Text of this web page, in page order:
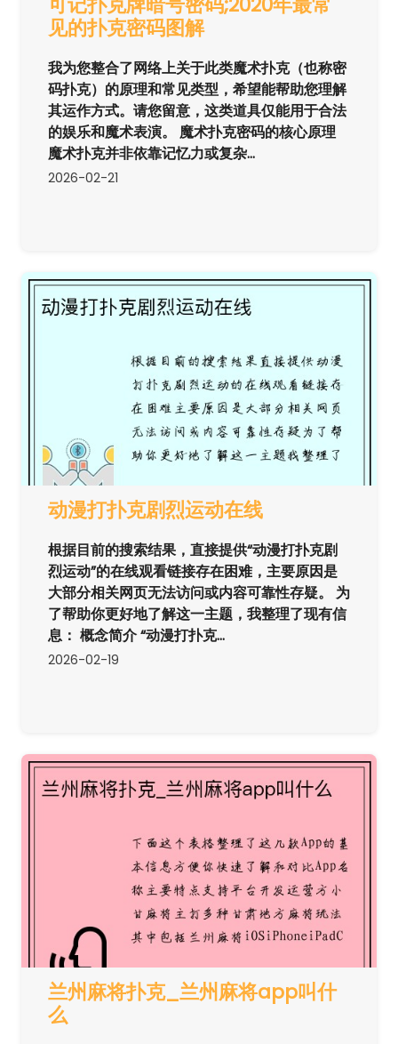
见的扑克密码图解
我为您整合了网络上关于此类魔术扑克（也称密
码扑克）的原理和常见类型，希望能帮助您理解
其运作方式。请您留意，这类道具仅能用于合法
的娱乐和魔术表演。 魔术扑克密码的核心原理
魔术扑克并非依靠记忆力或复杂...
2026-02-21
动漫打扑克剧烈运动在线
根据目前的搜索结果，直接提供“动漫打扑克剧
烈运动”的在线观看链接存在困难，主要原因是
大部分相关网页无法访问或内容可靠性存疑。 为
了帮助你更好地了解这一主题，我整理了现有信
息： 概念简介 “动漫打扑克...
2026-02-19
兰州麻将扑克_兰州麻将app叫什
么